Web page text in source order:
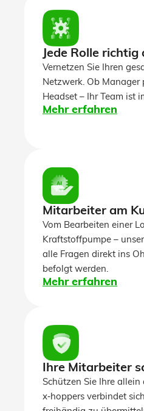
Jede Rolle
Vernetzen Sie Ihren
Netzwerk. Ob Manager
Headset – Ihr Team ist
Mehr erfahren
Mitarbeiter am
Vom Bearbeiten einer
Kraftstoffpumpe –
alle Fragen direkt ins
befolgt werden.
Mehr erfahren
Ihre Mitarbeiter
Schützen Sie Ihre
x‑hoppers verbindet